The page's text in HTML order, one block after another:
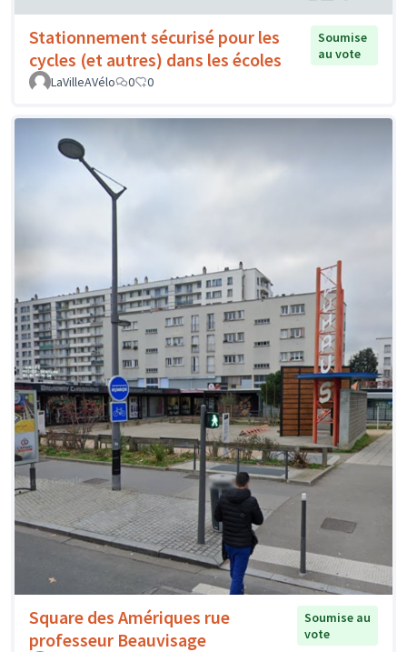
Stationnement sécurisé pour les
cycles (et autres) dans les écoles
Soumise
au vote
LaVilleAVélo
0 0
Square des Amériques rue
professeur Beauvisage
Soumise au
vote